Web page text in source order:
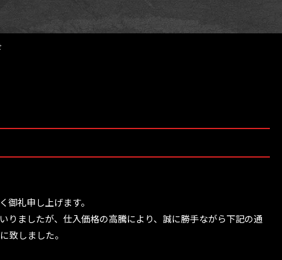
御礼申し上げます。
りましたが、仕入価格の高騰により、誠に勝手ながら下記の通
致しました。